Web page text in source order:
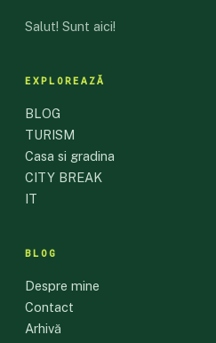
Salut! Sunt aici!
EXPLOREAZĂ
BLOG
TURISM
Casa si gradina
CITY BREAK
IT
BLOG
Despre mine
Contact
Arhivă